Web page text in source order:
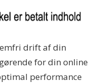
drift af din
for din online
performance